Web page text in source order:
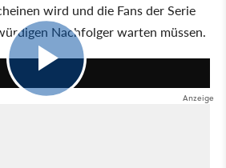
wird und die Fans der Serie
Nachfolger warten müssen.